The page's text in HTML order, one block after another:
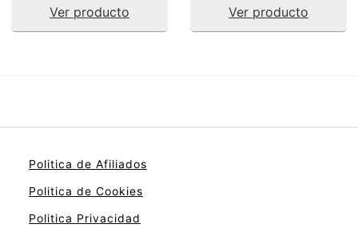
Ver producto Ver producto
Politica de Afiliados
Politica de Cookies
Politica Privacidad